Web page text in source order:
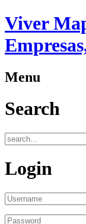
Viver
Menu
Search
Login